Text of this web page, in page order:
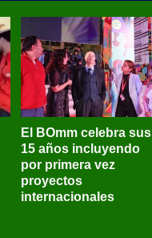
El BOmm celebra sus
15 años incluyendo
por primera vez
proyectos
internacionales